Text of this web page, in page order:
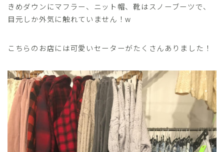
きめダウンにマフラー、ニット帽、靴はスノーブーツで、
目元しか外気に触れていません！w
こちらのお店には可愛いセーターがたくさんありました！